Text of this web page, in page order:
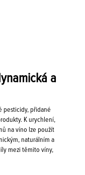
a
pesticidy, přidané
K urychlení,
na víno lze použít
naturálním a
mezi těmito víny,